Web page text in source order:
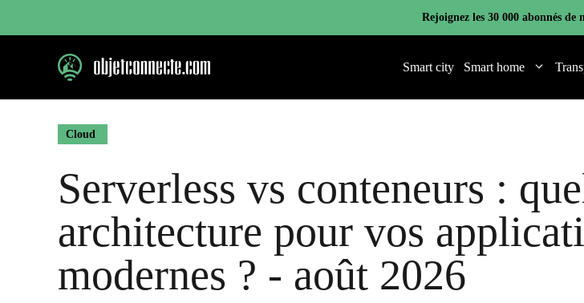
Rejoignez les 30 000 abonnés de
Smart city Smart home
Cloud
Serverless vs conteneurs :
architecture pour vos
modernes ? - août 2026